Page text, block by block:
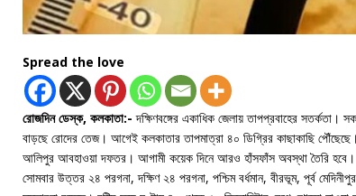
Spread the love
রোজদিন ডেস্ক, কলকাতা:- দক্ষিণবঙ্গের একাধিক জেলায় তাপপ্রবাহের সতর্কতা।
বাড়ছে রোদের তেজ। আগেই কলকাতার তাপমাত্রা ৪০ ডিগ্রির কাছাকাছি
আলিপুর আবহাওয়া দফতর। আগামী কয়েক দিনে আরও হাঁসফাঁস অবস্থা তৈরি হবে।
সোমবার উত্তর ২৪ পরগনা, দক্ষিণ ২৪ পরগনা, পশ্চিম বর্ধমান, বীরভূম, পূর্ব মেদিনীপুর,